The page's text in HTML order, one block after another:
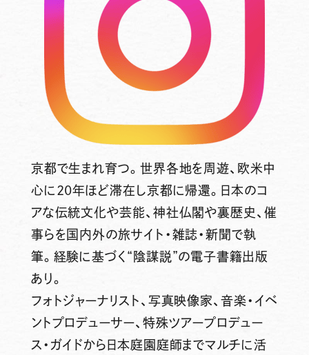
京都で生まれ育つ。世界各地を周遊、欧米中
心に20年ほど滞在し京都に帰還。日本のコ
アな伝統文化や芸能、神社仏閣や裏歴史、催
事らを国内外の旅サイト・雑誌・新聞で執
筆。経験に基づく“陰謀説”の電子書籍出版
あり。
フォトジャーナリスト、写真映像家、音楽・イベ
ントプロデューサー、特殊ツアープロデュー
ス・ガイドから日本庭園庭師までマルチに活